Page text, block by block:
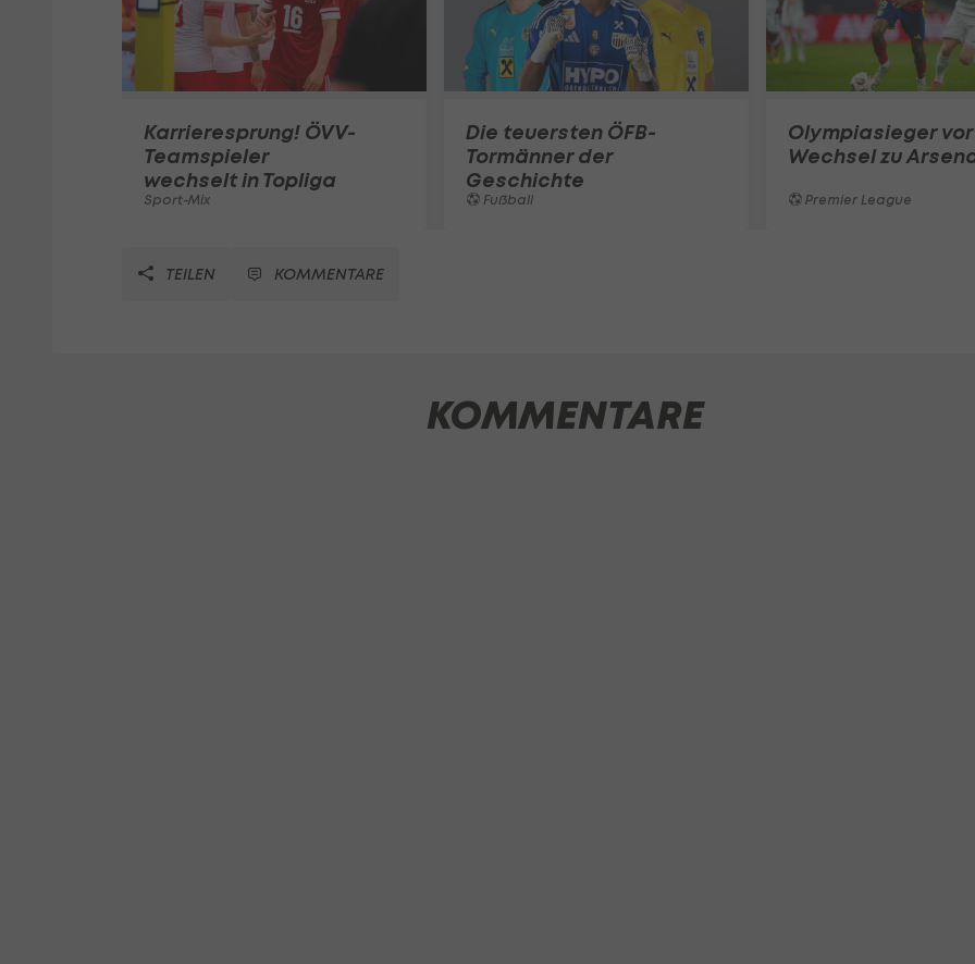
Karrieresprung! ÖVV-
Teamspieler
wechselt in Topliga
Sport-Mix
Die teuersten ÖFB-
Tormänner der
Geschichte
Fußball
Olympiasieger vor
Wechsel zu
Premier League
TEILEN KOMMENTARE
KOMMENTARE